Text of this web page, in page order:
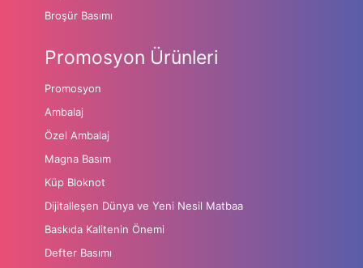
Broşür Basımı
Promosyon Ürünleri
Promosyon
Ambalaj
Özel Ambalaj
Magna Basım
Küp Bloknot
Dijitalleşen Dünya ve Yeni Nesil Matbaa
Baskıda Kalitenin Önemi
Defter Basımı